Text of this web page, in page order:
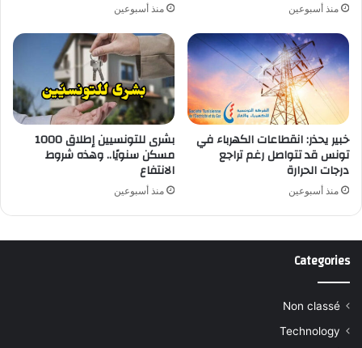
منذ أسبوعين منذ أسبوعين
خبير يحذر: انقطاعات الكهرباء في
تونس قد تتواصل رغم تراجع
درجات الحرارة
منذ أسبوعين
بشرى للتونسيين إطلاق 1000
مسكن سنويًا.. وهذه شروط
الانتفاع
منذ أسبوعين
Categories
Non classé
Technology